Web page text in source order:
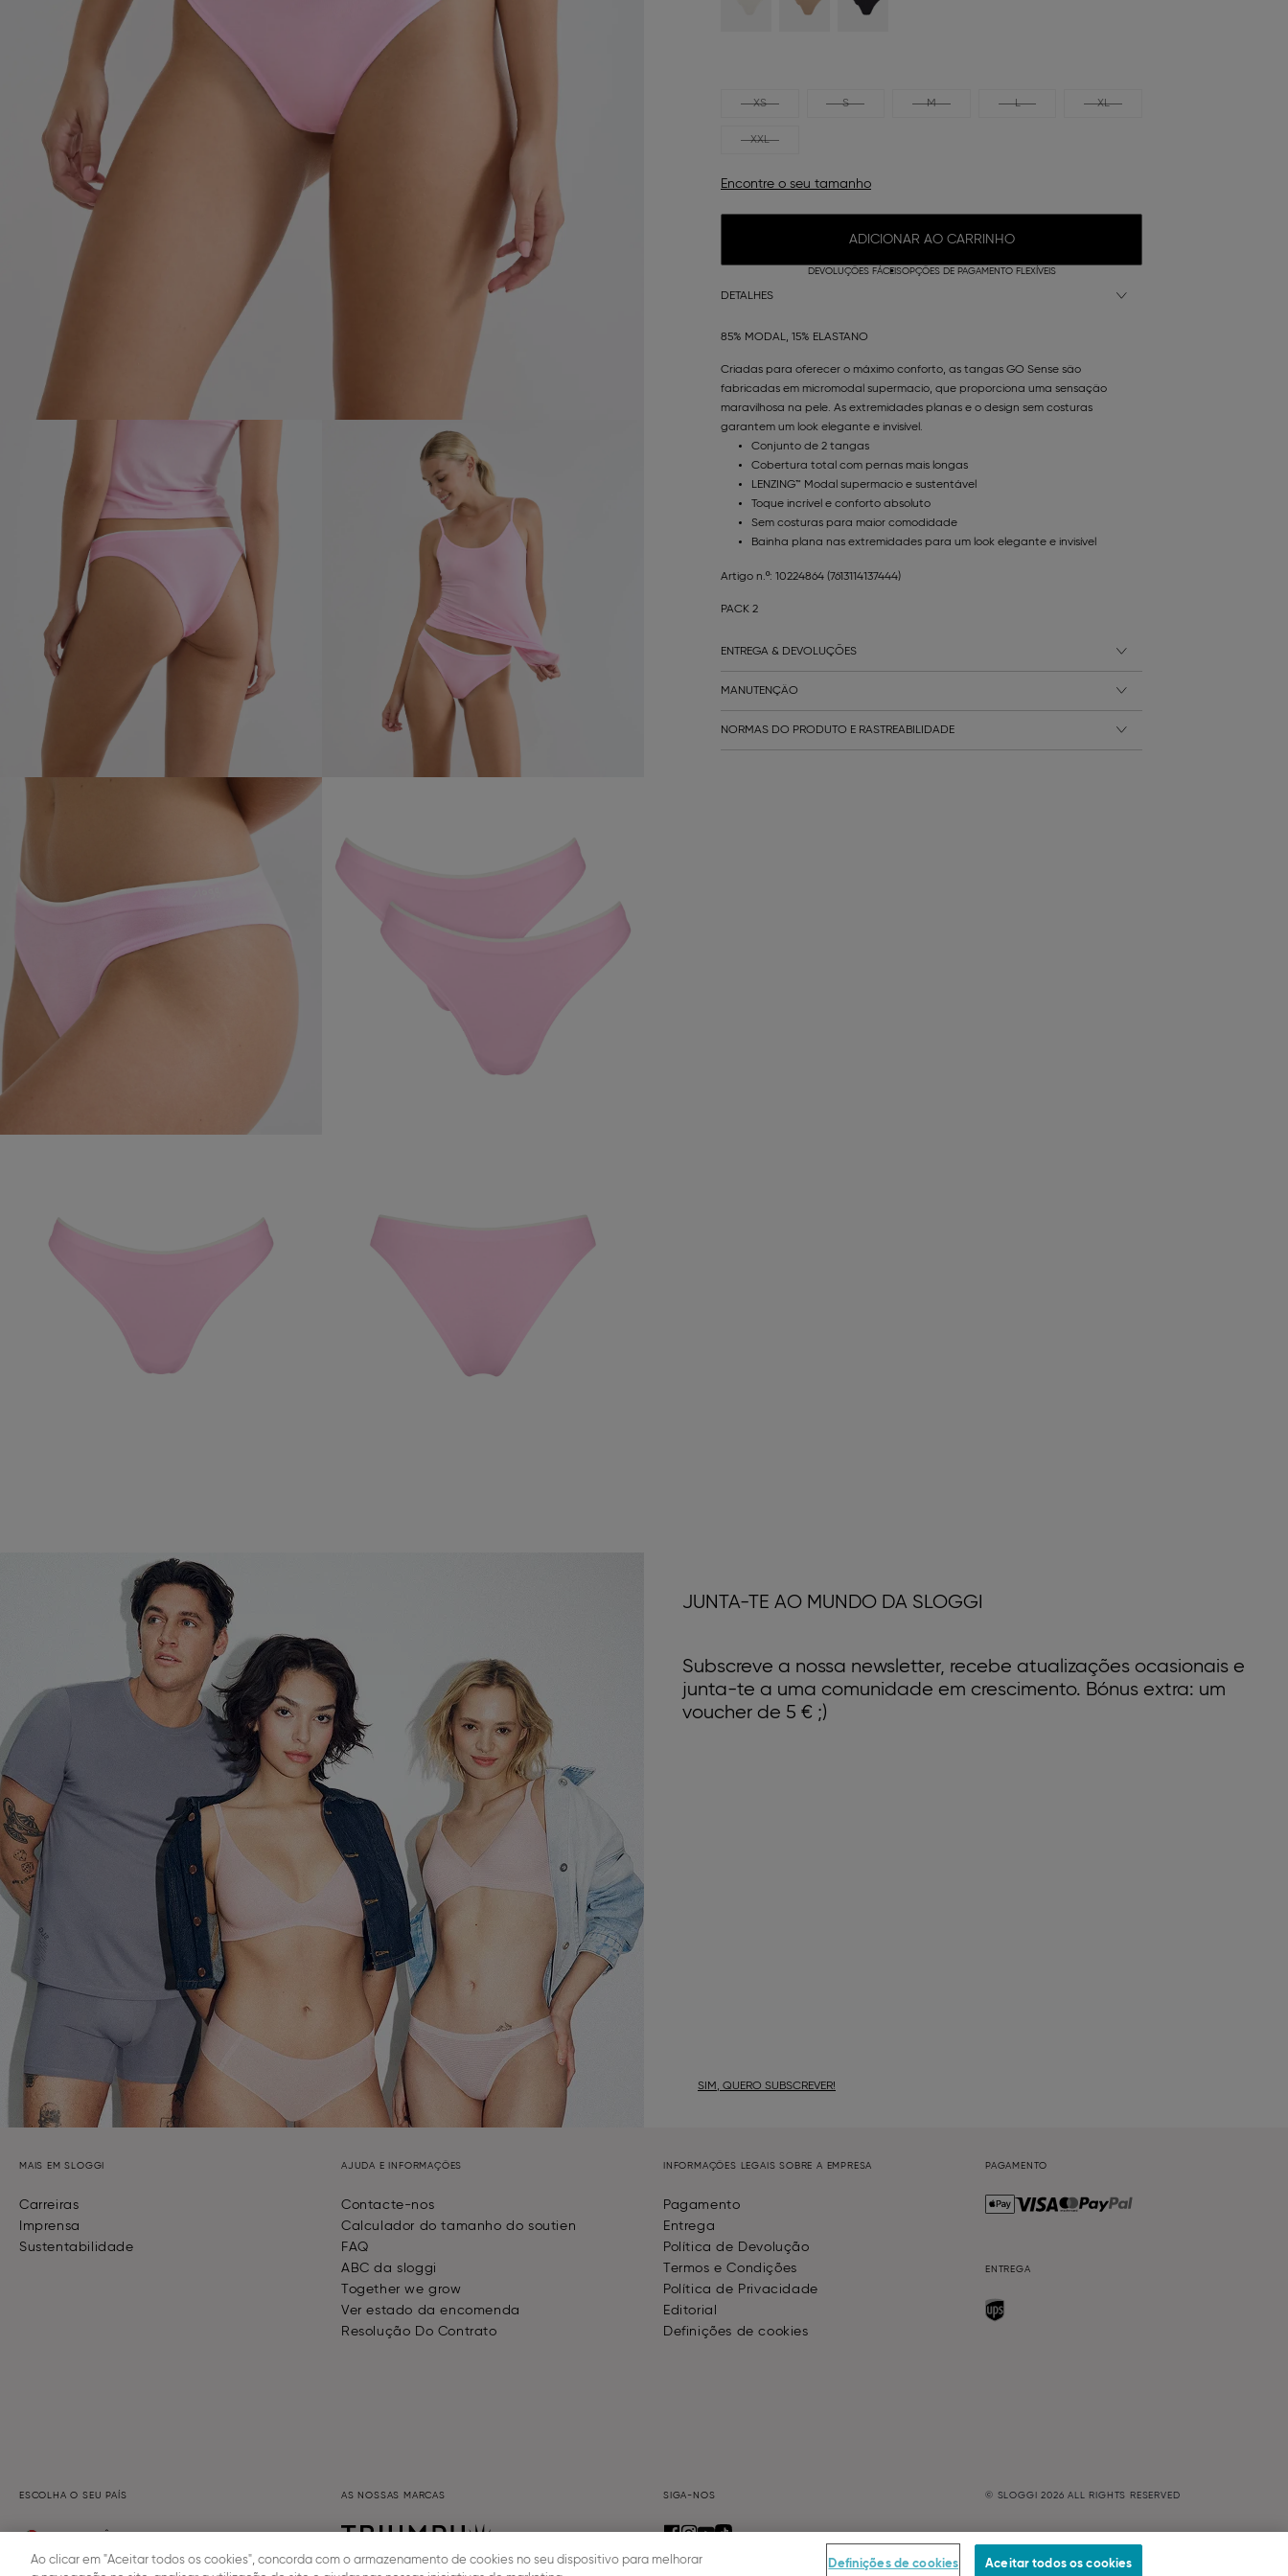
XS S M L XL
XXL
Encontre o seu tamanho
ADICIONAR AO CARRINHO
DEVOLUÇÕES FÁCEISOPÇÕES DE PAGAMENTO FLEXÍVEIS
DETALHES
85% MODAL, 15% ELASTANO
Criadas para oferecer o máximo conforto, as tangas GO Sense são
fabricadas em micromodal supermacio, que proporciona uma sensação
maravilhosa na pele. As extremidades planas e o design sem costuras
garantem um look elegante e invisível.
Conjunto de 2 tangas
Cobertura total com pernas mais longas
LENZING™ Modal supermacio e sustentável
Toque incrível e conforto absoluto
Sem costuras para maior comodidade
Bainha plana nas extremidades para um look elegante e invisível
Artigo n.º: 10224864 (7613114137444)
PACK 2
ENTREGA & DEVOLUÇÕES
MANUTENÇÃO
NORMAS DO PRODUTO E RASTREABILIDADE
JUNTA-TE AO MUNDO DA SLOGGI
Subscreve a nossa newsletter, recebe atualizações ocasionais e
junta-te a uma comunidade em crescimento. Bónus extra: um
voucher de 5 € ;)
SIM, QUERO SUBSCREVER!
AS NOSSAS MARCAS SIGA-NOS
ESCOLHA O SEU PAÍS
MAIS EM SLOGGI
Carreiras
Imprensa
Sustentabilidade
AJUDA E INFORMAÇÕES
Contacte-nos
Calculador do tamanho do soutien
FAQ
ABC da sloggi
Together we grow
Ver estado da encomenda
Resolução Do Contrato
INFORMAÇÕES LEGAIS SOBRE A EMPRESA
Pagamento
Entrega
Política de Devolução
Termos e Condições
Política de Privacidade
Editorial
Definições de cookies
PAGAMENTO
ENTREGA
© SLOGGI2026 ALL RIGHTS RESERVED
Ao clicar em "Aceitar todos os cookies", concorda com o armazenamento de cookies no seu dispositivo para melhorar
Definições de cookies Aceitar todos os cookies